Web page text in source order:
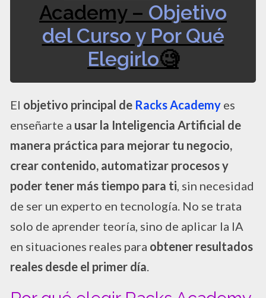
Academy – Objetivo
del Curso y Por Qué
Elegirlo🧐
El objetivo principal de Racks Academy es
enseñarte a usar la Inteligencia Artificial de
manera práctica para mejorar tu negocio,
crear contenido, automatizar procesos y
poder tener más tiempo para ti, sin necesidad
de ser un experto en tecnología. No se trata
solo de aprender teoría, sino de aplicar la IA
en situaciones reales para obtener resultados
reales desde el primer día.